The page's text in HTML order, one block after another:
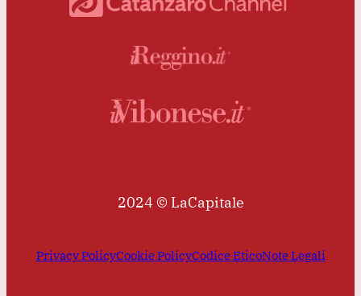
2024 © LaCapitale
Privacy PolicyCookie PolicyCodice EticoNote Legali